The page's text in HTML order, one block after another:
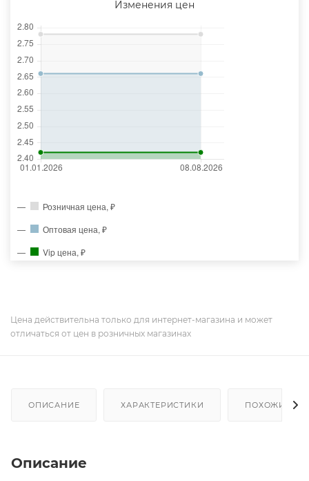
Изменения цен
Розничная цена, ₽
Оптовая цена, ₽
Vip цена, ₽
Цена действительна только для интернет-магазина и может
отличаться от цен в розничных магазинах
ОПИСАНИЕ ХАРАКТЕРИСТИКИ ПОХОЖИЕ
Описание